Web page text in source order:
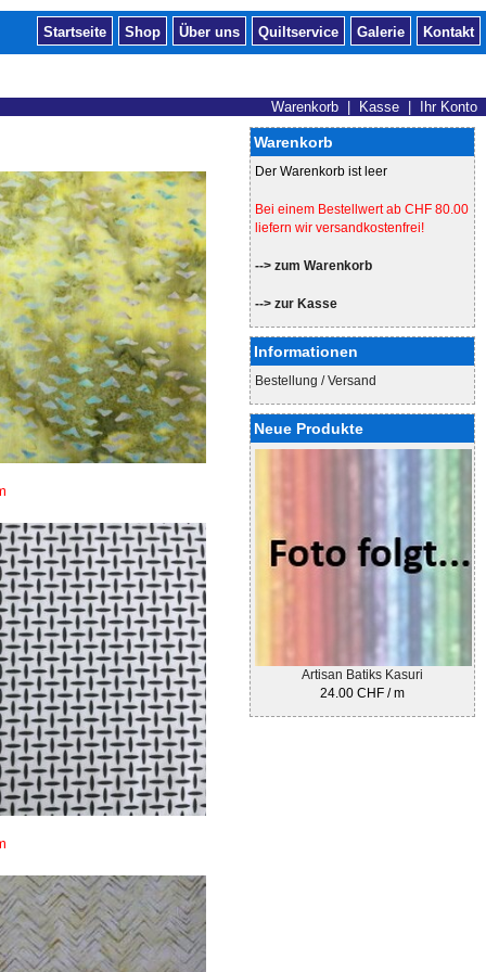
Startseite Shop Über uns Quiltservice Galerie Kontakt
Warenkorb Kasse Ihr Konto
Warenkorb
Der Warenkorb ist leer
Bei einem Bestellwert ab CHF 80.00
liefern wir versandkostenfrei!
--> zum Warenkorb
--> zur Kasse
Informationen
Bestellung / Versand
Neue Produkte
Artisan Batiks Kasuri
24.00 CHF / m